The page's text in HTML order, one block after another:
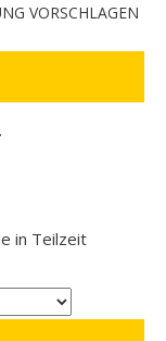
VORSCHLAGEN
in Teilzeit